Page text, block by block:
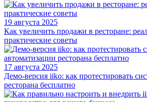
19 августа 2025
Как увеличить продажи в ресторане:
практические советы
17 августа 2025
Демо-версия iiko: как протестировать
ресторана бесплатно